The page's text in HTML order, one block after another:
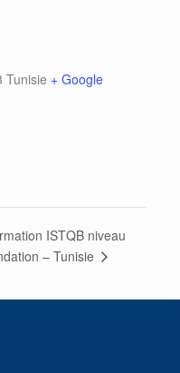
Tunisie + Google
ISTQB niveau
– Tunisie